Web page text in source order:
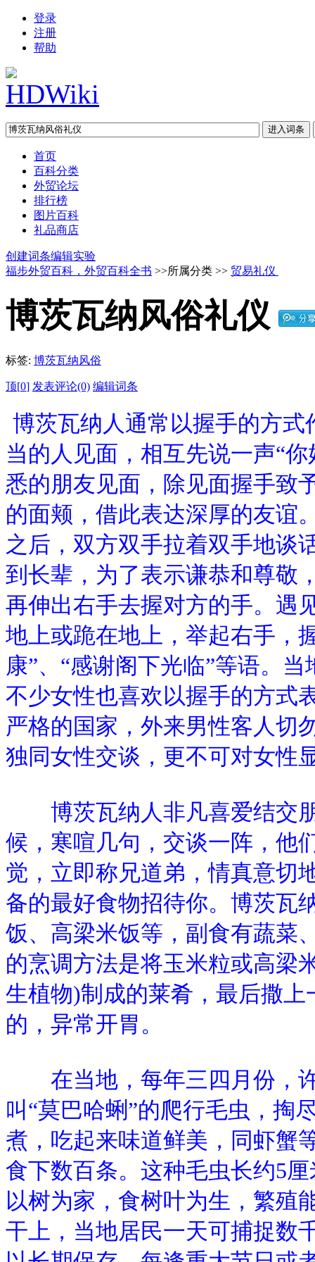
登录
注册
帮助
首页
百科分类
外贸论坛
排行榜
图片百科
礼品商店
创建词条编辑实验
福步外贸百科，外贸百科全书 >>所属分类 >> 贸易礼仪
博茨瓦纳风俗礼仪
标签: 博茨瓦纳风俗
顶[0] 发表评论(0) 编辑词条
博茨瓦纳人通常以握手的方
当的人见面，相互先说一声“
悉的朋友见面，除见面握手致
的面颊，借此表达深厚的友谊
之后，双方双手拉着双手地谈
到长辈，为了表示谦恭和尊敬
再伸出右手去握对方的手。遇
地上或跪在地上，举起右手，
康”、“感谢阁下光临”等语。
不少女性也喜欢以握手的方式
严格的国家，外来男性客人切
独同女性交谈，更不可对女性
博茨瓦纳人非凡喜爱结交朋
候，寒喧几句，交谈一阵，他
觉，立即称兄道弟，情真意切
备的最好食物招待你。博茨瓦
饭、高梁米饭等，副食有蔬菜
的烹调方法是将玉米粒或高梁
生植物)制成的莱肴，最后撒
的，异常开胃。
在当地，每年三四月份，许
叫“莫巴哈蜊”的爬行毛虫，掏
煮，吃起来味道鲜美，同虾蟹
食下数百条。这种毛虫长约5
以树为家，食树叶为生，繁殖
干上，当地居民一天可捕捉数